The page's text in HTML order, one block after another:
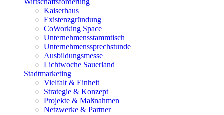
Wirtschaftsförderung
Kaiserhaus
Existenzgründung
CoWorking Space
Unternehmensstammtisch
Unternehmenssprechstunde
Ausbildungsmesse
Lichtwoche Sauerland
Stadtmarketing
Vielfalt & Einheit
Strategie & Konzept
Projekte & Maßnahmen
Netzwerke & Partner